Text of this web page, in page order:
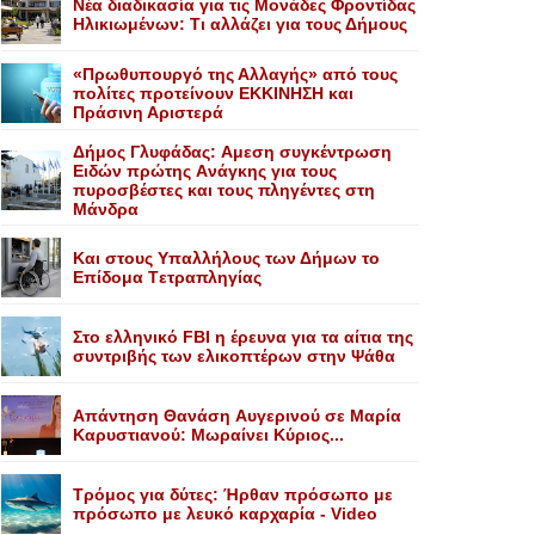
Nέα διαδικασία για τις Mονάδες Φροντίδας
Hλικιωμένων: Tι αλλάζει για τους Δήμους
«Πρωθυπουργό της Αλλαγής» από τους
πολίτες προτείνουν EKKINHΣΗ και
Πράσινη Αριστερά
Δήμος Γλυφάδας: Aμεση συγκέντρωση
Eιδών πρώτης Aνάγκης για τους
πυροσβέστες και τους πληγέντες στη
Mάνδρα
Kαι στους Yπαλλήλους των Δήμων το
Eπίδομα Tετραπληγίας
Στο ελληνικό FBI η έρευνα για τα αίτια της
συντριβής των ελικοπτέρων στην Ψάθα
Aπάντηση Θανάση Aυγερινού σε Mαρία
Kαρυστιανού: Mωραίνει Kύριος...
Τρόμος για δύτες: Ήρθαν πρόσωπο με
πρόσωπο με λευκό καρχαρία - Video